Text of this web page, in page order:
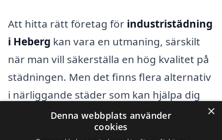
Att hitta rätt företag för industristädning
i Heberg kan vara en utmaning, särskilt
när man vill säkerställa en hög kvalitet på
städningen. Men det finns flera alternativ
i närliggande städer som kan hjälpa dig
med dina behov av industristädning.
Genom att vända dig till samma plattform
×
Denna webbplats använder
cookies